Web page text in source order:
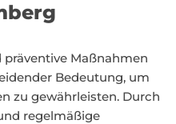
Maßnahmen
Bedeutung, um
zu gewährleisten. Durch
regelmäßige